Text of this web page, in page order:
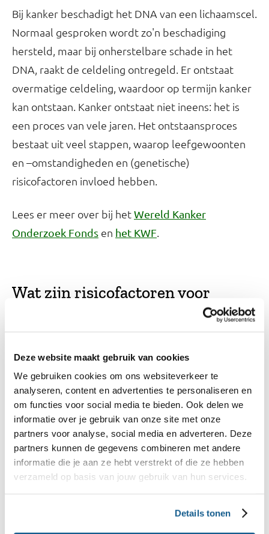
Deze website maakt gebruik van cookies
We gebruiken cookies om ons websiteverkeer te
analyseren, content en advertenties te personaliseren en
om functies voor social media te bieden. Ook delen we
informatie over je gebruik van onze site met onze
partners voor analyse, social media en adverteren. Deze
partners kunnen de gegevens combineren met andere
informatie die je aan ze hebt verstrekt of die ze hebben
verzameld op basis van jouw gebruik van hun services.
Details tonen
Bij kanker beschadigt het DNA van een lichaamscel.
Normaal gesproken wordt zo'n beschadiging
hersteld, maar bij onherstelbare schade in het
DNA, raakt de celdeling ontregeld. Er ontstaat
overmatige celdeling, waardoor op termijn kanker
kan ontstaan. Kanker ontstaat niet ineens: het is
een proces van vele jaren. Het ontstaansproces
bestaat uit veel stappen, waarop leefgewoonten
en –omstandigheden en (genetische)
risicofactoren invloed hebben.
Lees er meer over bij hetWereld Kanker
Onderzoek Fonds en het KWF.
Wat zijn risicofactoren voor
waarschijnlijk het gevolg van een combinatie van
factoren. De meeste risicofactoren vergroten de
kans op kanker pas na lange tijd. Een risicofactor
voor de ene soort kanker hoeft dat niet voor de
andere soort te zijn.
Er zijn verschillende risicofactoren. Lees er hier
Verklein de kans op kanker - Wereld